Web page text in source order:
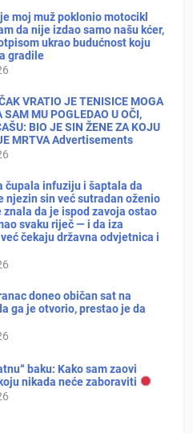
moj muž poklonio motocikl
da nije izdao samo našu kćer,
ukrao budućnost koju
gradile
VRATIO JE TENISICE MOGA
MU POGLEDAO U OČI,
BIO JE SIN ŽENE ZA KOJU
MRTVA Advertisements
čupala infuziju i šaptala da
njezin sin već sutradan oženio
znala da je ispod zavoja ostao
svaku riječ — i da iza
čekaju državna odvjetnica i
doneo običan sat na
ga je otvorio, prestao je da
baku: Kako sam zaovi
nikada neće zaboraviti